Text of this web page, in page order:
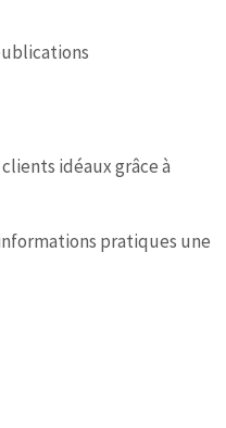
idéaux grâce à
pratiques une